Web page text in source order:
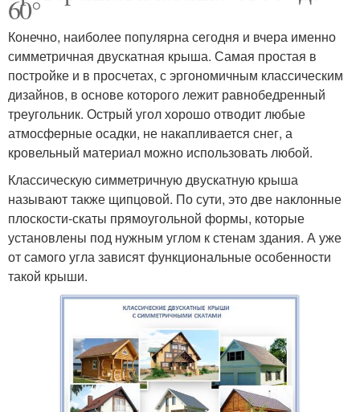
60°
Конечно, наиболее популярна сегодня и вчера именно
симметричная двускатная крыша. Самая простая в
постройке и в просчетах, с эргономичным классическим
дизайнов, в основе которого лежит равнобедренный
треугольник. Острый угол хорошо отводит любые
атмосферные осадки, не накапливается снег, а
кровельный материал можно использовать любой.
Классическую симметричную двускатную крыша
называют также щипцовой. По сути, это две наклонные
плоскости-скаты прямоугольной формы, которые
установлены под нужным углом к стенам здания. А уже
от самого угла зависят функциональные особенности
такой крыши.